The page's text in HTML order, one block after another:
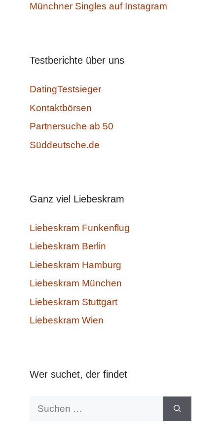
Münchner Singles auf Instagram
Testberichte über uns
DatingTestsieger
Kontaktbörsen
Partnersuche ab 50
Süddeutsche.de
Ganz viel Liebeskram
Liebeskram Funkenflug
Liebeskram Berlin
Liebeskram Hamburg
Liebeskram München
Liebeskram Stuttgart
Liebeskram Wien
Wer suchet, der findet
Suchen